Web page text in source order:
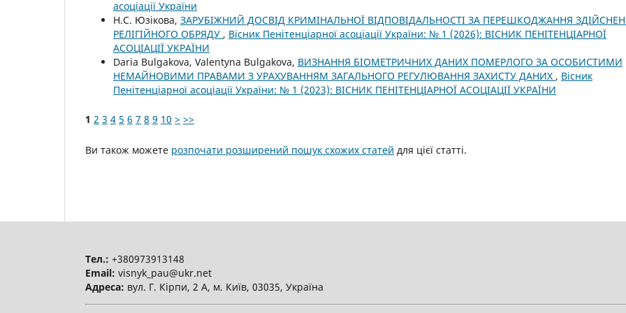
асоціації України
Н.С. Юзікова, ЗАРУБІЖНИЙ ДОСВІД КРИМІНАЛЬНОЇ ВІДПОВІДАЛЬНОСТІ ЗА ПЕРЕШКОДЖАННЯ
РЕЛІГІЙНОГО ОБРЯДУ , Вісник Пенітенціарної асоціації України: № 1 (2026): ВІСНИК ПЕНІТЕНЦІАРНОЇ
АСОЦІАЦІЇ УКРАЇНИ
Daria Bulgakova, Valentyna Bulgakova, ВИЗНАННЯ БІОМЕТРИЧНИХ ДАНИХ ПОМЕРЛОГО ЗА ОСОБИСТИМИ
НЕМАЙНОВИМИ ПРАВАМИ З УРАХУВАННЯМ ЗАГАЛЬНОГО РЕГУЛЮВАННЯ ЗАХИСТУ ДАНИХ , Вісник
Пенітенціарної асоціації України: № 1 (2023): ВІСНИК ПЕНІТЕНЦІАРНОЇ АСОЦІАЦІЇ УКРАЇНИ
1 2 3 4 5 6 7 8 9 10 > >>
Ви також можете розпочати розширений пошук схожих статей для цієї статті.
Тел.: +380973913148
Email: visnyk_pau@ukr.net
Адреса: вул. Г. Кірпи, 2 А, м. Київ, 03035, Україна